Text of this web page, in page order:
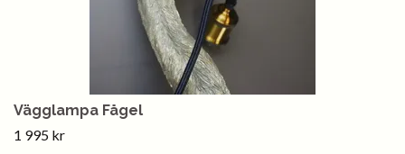
Vägglampa Fågel
1 995 kr